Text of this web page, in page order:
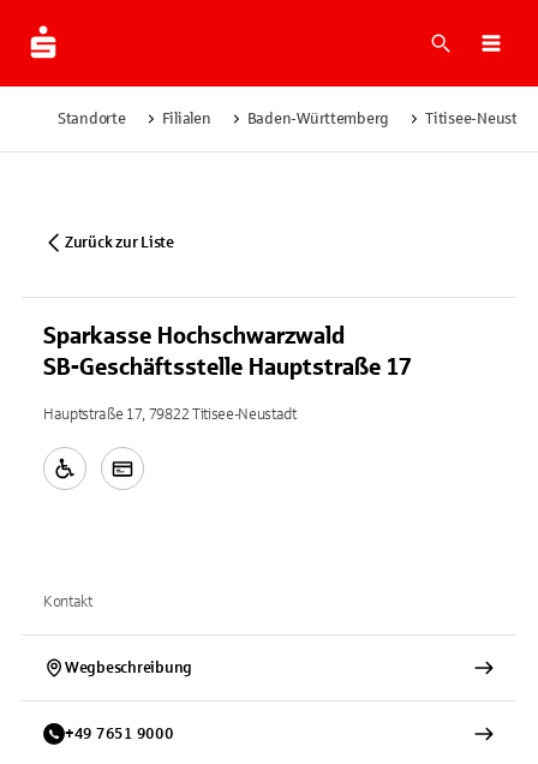
Suche
Standorte Filialen Baden-Württemberg Titisee-
Zurück zur Liste
Sparkasse Hochschwarzwald
SB-Geschäftsstelle Hauptstraße 17
Hauptstraße 17, 79822 Titisee-Neustadt
Kontakt
Wegbeschreibung
+49 7651 9000